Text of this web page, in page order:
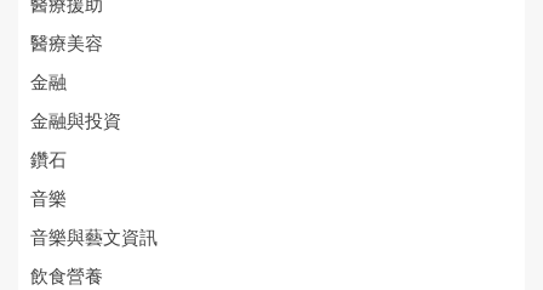
醫療援助
醫療美容
金融
金融與投資
鑽石
音樂
音樂與藝文資訊
飲食營養